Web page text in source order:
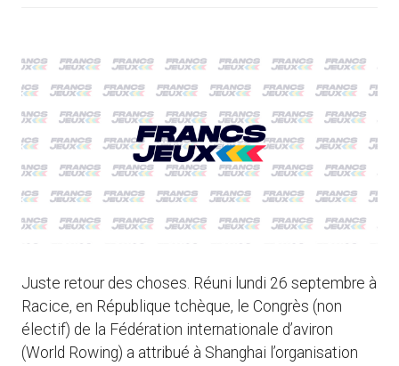
Juste retour des choses. Réuni lundi 26 septembre à
Racice, en République tchèque, le Congrès (non
électif) de la Fédération internationale d’aviron
(World Rowing) a attribué à Shanghai l’organisation